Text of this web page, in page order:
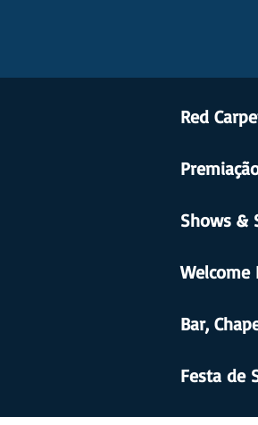
Red
Shows &
Welcome
Bar,
Festa de